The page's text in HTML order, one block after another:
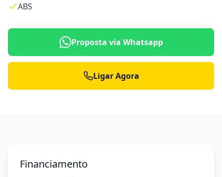
ABS
Proposta via Whatsapp
Ligar Agora
Financiamento